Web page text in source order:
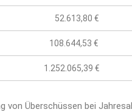
52.613,80 €
108.644,53 €
1.252.065,39 €
von Überschüssen bei